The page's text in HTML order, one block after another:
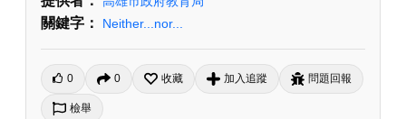
關鍵字： Neither...nor...
0 0 收藏 加入追蹤 問題回報
檢舉